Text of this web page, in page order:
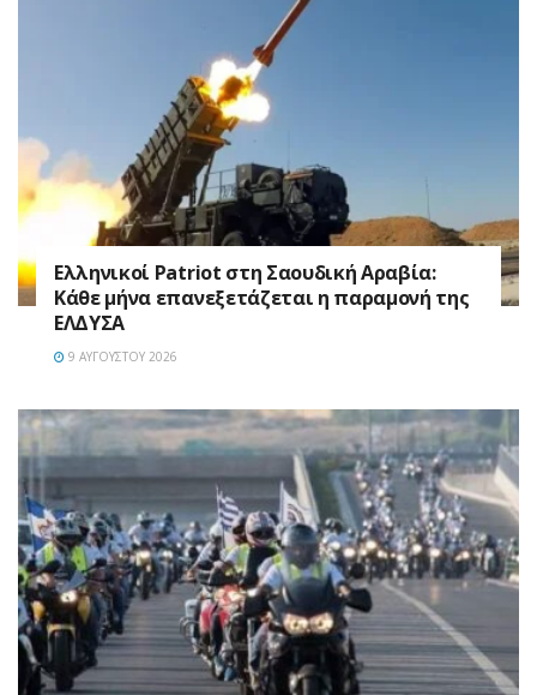
Ελληνικοί Patriot στη Σαουδική Αραβία:
Κάθε μήνα επανεξετάζεται η παραμονή της
ΕΛΔΥΣΑ
9 ΑΥΓΟΎΣΤΟΥ 2026